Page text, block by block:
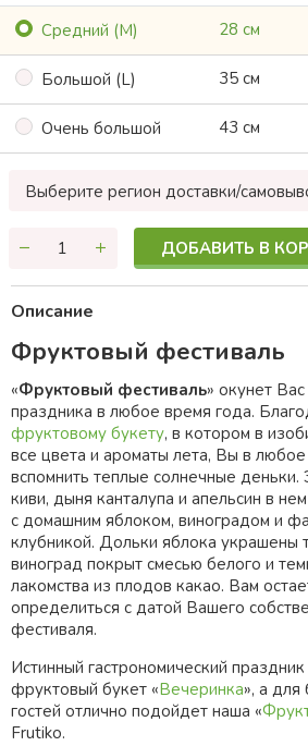
Cредний (M)
28 см
Большой (L) 35 см
Oчень большой 43 см
Выберите регион доставки/
ДОБАВИТЬ В
Описание
Фруктовый фестиваль
«Фруктовый фестиваль» окунет
праздника в любое время года.
фруктовому букету, в котором в
все цвета и ароматы лета, Вы в
вспомнить теплые солнечные деньки.
киви, дыня канталупа и апельсин в
с домашним яблоком, виноградом и
клубникой. Дольки яблока украшены
виноград покрыт смесью белого и
лакомства из плодов какао. Вам
определиться с датой Вашего
фестиваля.
Истинный гастрономический
фруктовый букет «Вечеринка», а для
гостей отлично подойдет наша «
Frutiko.